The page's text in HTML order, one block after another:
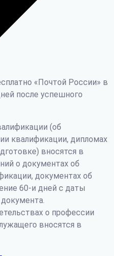
«Почтой России» в
после успешного
(об
квалификации, дипломах
вносятся в
о документах об
документах об
60-и дней с даты
о профессии
вносятся в